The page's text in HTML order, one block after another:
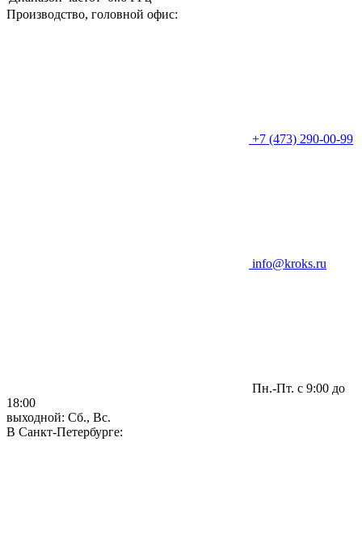
Производство, головной офис:
+7 (473) 290-00-99
info@kroks.ru
Пн.-Пт. с 9:00 до
18:00
выходной: Сб., Вс.
В Санкт-Петербурге: